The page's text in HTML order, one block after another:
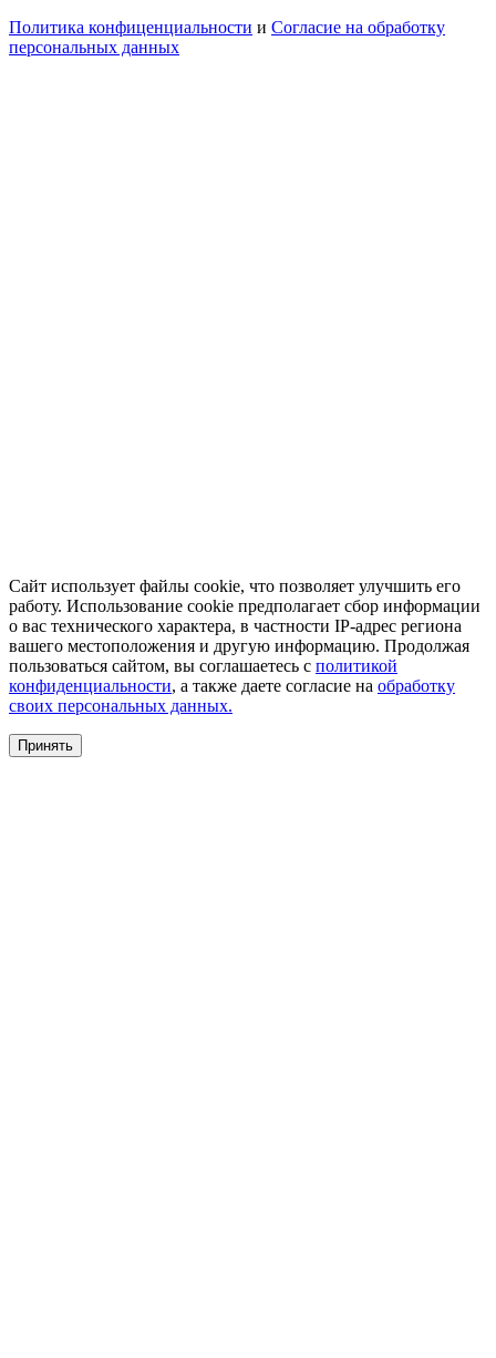
Политика конфиценциальности и Согласие на обработку
персональных данных
Сайт использует файлы cookie, что позволяет улучшить его
работу. Использование cookie предполагает сбор информации
о вас технического характера, в частности IP-адрес региона
вашего местоположения и другую информацию. Продолжая
пользоваться сайтом, вы соглашаетесь с политикой
конфиденциальности, а также даете согласие на обработку
своих персональных данных.
Принять